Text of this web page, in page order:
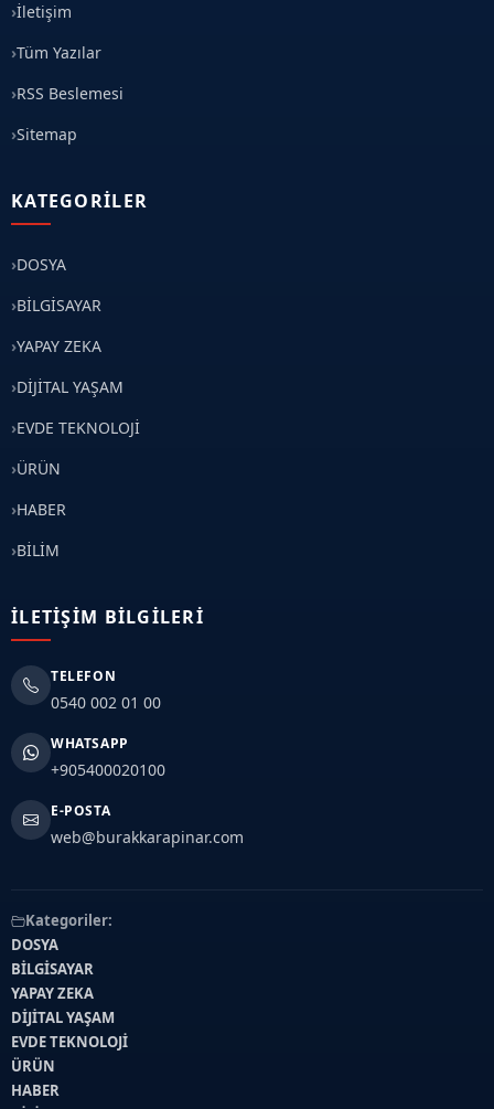
İletişim
Tüm Yazılar
RSS Beslemesi
Sitemap
KATEGORILER
DOSYA
BİLGİSAYAR
YAPAY ZEKA
DİJİTAL YAŞAM
EVDE TEKNOLOJİ
ÜRÜN
HABER
BİLİM
İLETIŞIM BILGILERI
TELEFON
0540 002 01 00
WHATSAPP
+905400020100
E-POSTA
web@burakkarapinar.com
Kategoriler:
DOSYA
BİLGİSAYAR
YAPAY ZEKA
DİJİTAL YAŞAM
EVDE TEKNOLOJİ
ÜRÜN
HABER